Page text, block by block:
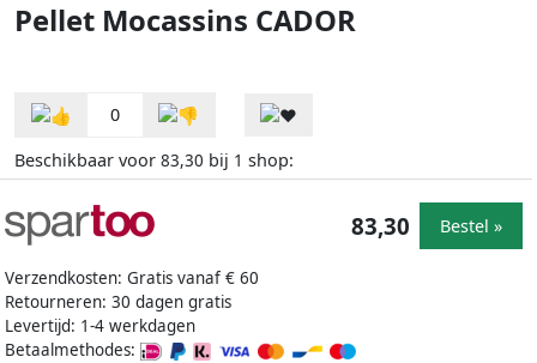
Pellet Mocassins CADOR
0
Beschikbaar voor 83,30 bij 1 shop:
Verzendkosten: Gratis vanaf € 60
Retourneren: 30 dagen gratis
Levertijd: 1-4 werkdagen
Betaalmethodes:
83,30 Bestel »